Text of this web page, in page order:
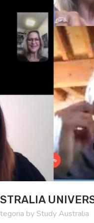
by Study Australia